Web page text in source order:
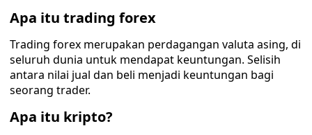
Apa itu trading forex
Trading forex merupakan perdagangan valuta asing, di
seluruh dunia untuk mendapat keuntungan. Selisih
antara nilai jual dan beli menjadi keuntungan bagi
seorang trader.
Apa itu kripto?